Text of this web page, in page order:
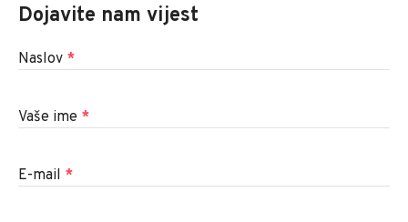
Dojavite nam vijest
Naslov *
Vaše ime *
E-mail *